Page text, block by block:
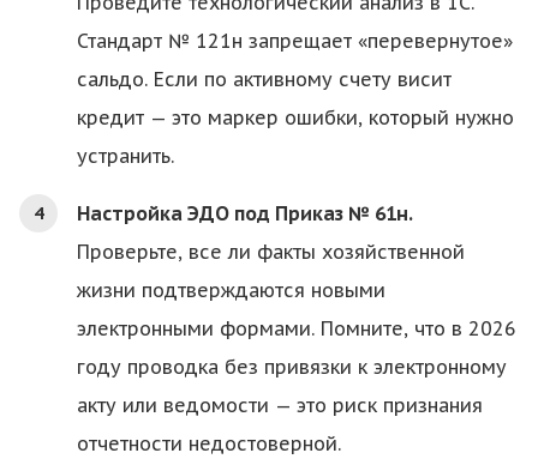
Стандарт № 121н запрещает «перевернутое»
сальдо. Если по активному счету висит
кредит — это маркер ошибки, который нужно
устранить.
Настройка ЭДО под Приказ № 61н.
Проверьте, все ли факты хозяйственной
жизни подтверждаются новыми
электронными формами. Помните, что в 2026
году проводка без привязки к электронному
акту или ведомости — это риск признания
отчетности недостоверной.